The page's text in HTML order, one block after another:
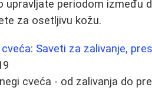
upravljate periodom između
za osetljivu kožu.
Saveti za zalivanje,
cveća - od zalivanja do